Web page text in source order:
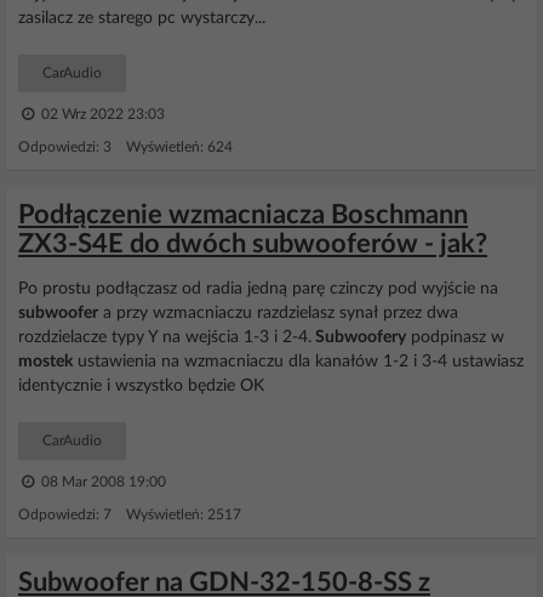
zasilacz ze starego pc wystarczy...
CarAudio
02 Wrz 2022 23:03
Odpowiedzi: 3 Wyświetleń: 624
Podłączenie wzmacniacza Boschmann
ZX3-S4E do dwóch subwooferów - jak?
Po prostu podłączasz od radia jedną parę czinczy pod wyjście na
subwoofer a przy wzmacniaczu razdzielasz synał przez dwa
rozdzielacze typy Y na wejścia 1-3 i 2-4. Subwoofery podpinasz w
mostek ustawienia na wzmacniaczu dla kanałów 1-2 i 3-4 ustawiasz
identycznie i wszystko będzie OK
CarAudio
08 Mar 2008 19:00
Odpowiedzi: 7 Wyświetleń: 2517
Subwoofer na GDN-32-150-8-SS z